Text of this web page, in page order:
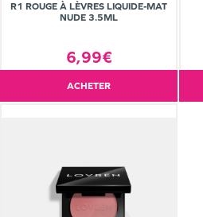
R1 ROUGE À LÈVRES LIQUIDE-MAT
NUDE 3.5ML
6,99€
ACHETER